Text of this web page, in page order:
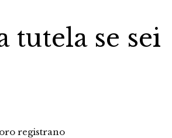
tutela se sei
registrano